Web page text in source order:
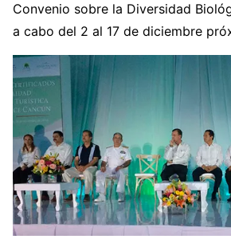
Convenio sobre la Diversidad
a cabo del 2 al 17 de diciembre